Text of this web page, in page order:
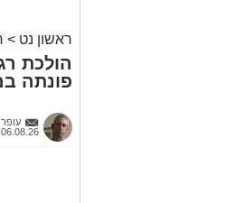
ראשון נט >
הולכת
פונתה
06.08.26 / 11:31